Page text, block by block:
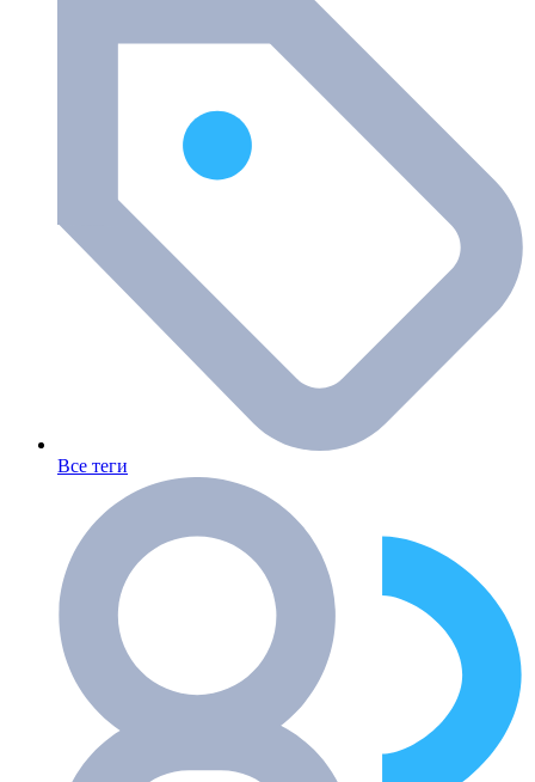
Все теги